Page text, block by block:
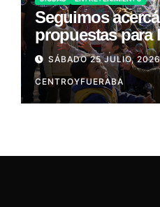
Seguimos
propuestas para
SÁBADO 25 JULIO,
CENTROYFUERABA